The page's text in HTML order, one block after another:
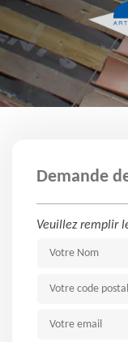
Demande
Veuillez remplir